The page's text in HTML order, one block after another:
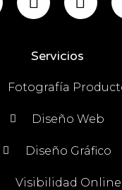
Servicios
Fotografía
Diseño Web
Diseño Gráfico
Visibilidad Online